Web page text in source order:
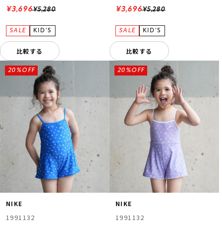
¥5,280
¥3,696
比較する
¥5,280
¥3,696
比較する
NIKE
1991132
20%OFF
NIKE
1991132
20%OFF